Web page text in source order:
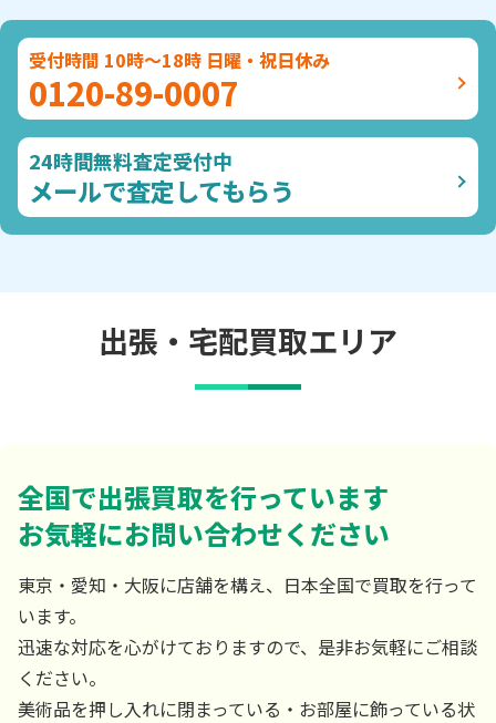
受付時間 10時～18時 日曜・祝日休み
0120-89-0007
24時間無料査定受付中
メールで査定してもらう
出張・宅配買取エリア
全国で出張買取を行っています
お気軽にお問い合わせください
東京・愛知・大阪に店舗を構え、日本全国で買取を行って
います。
迅速な対応を心がけておりますので、是非お気軽にご相談
ください。
美術品を押し入れに閉まっている・お部屋に飾っている状